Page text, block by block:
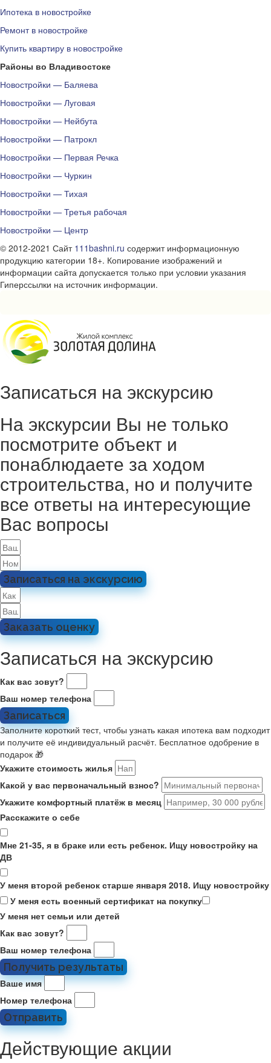
Ипотека в новостройке
Ремонт в новостройке
Купить квартиру в новостройке
Районы во Владивостоке
Новостройки — Баляева
Новостройки — Луговая
Новостройки — Нейбута
Новостройки — Патрокл
Новостройки — Первая Речка
Новостройки — Чуркин
Новостройки — Тихая
Новостройки — Третья рабочая
Новостройки — Центр
© 2012-2021 Сайт 111bashni.ru содержит информационную
продукцию категории 18+. Копирование изображений и
информации сайта допускается только при условии указания
Гиперссылки на источник информации.
Записаться на экскурсию
На экскурсии Вы не только
посмотрите объект и
понаблюдаете за ходом
строительства, но и получите
все ответы на интересующие
Вас вопросы
Записаться на экскурсию
Заказать оценку
Записаться на экскурсию
Как вас зовут?
Ваш номер телефона
Записаться
Заполните короткий тест, чтобы узнать какая ипотека вам подходит
и получите её индивидуальный расчёт. Бесплатное одобрение в
подарок 🎁
Укажите стоимость жилья
Какой у вас первоначальный взнос?
Укажите комфортный платёж в месяц
Расскажите о себе
Мне 21-35, я в браке или есть ребенок. Ищу новостройку на
ДВ
У меня второй ребенок старше января 2018. Ищу новостройку
У меня есть военный сертификат на покупку
У меня нет семьи или детей
Как вас зовут?
Ваш номер телефона
Получить результаты
Ваше имя
Номер телефона
Отправить
Действующие акции